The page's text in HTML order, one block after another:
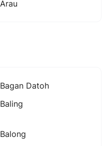
Arau
Bagan Datoh
Baling
Balong